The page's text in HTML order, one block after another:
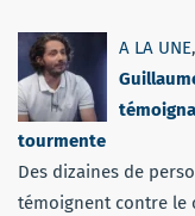
A LA UNE,
tourmente
Des dizaines de
témoignent contre le